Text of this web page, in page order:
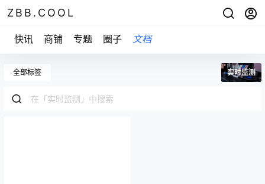
ZBB.COOL
快讯 商铺 专题 圈子 文档
全部标签 实时监测